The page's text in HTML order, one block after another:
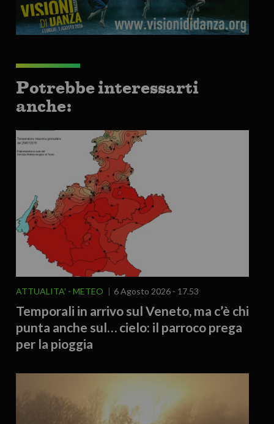
Potrebbe interessarti
anche:
ATTUALITA' METEO 6 Agosto 2026 - 17.53
Temporali in arrivo sul Veneto, ma c’è chi
punta anche sul… cielo: il parroco prega
per la pioggia